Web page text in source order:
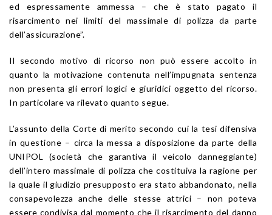
ed espressamente ammessa – che è stato pagato il
risarcimento nei limiti del massimale di polizza da parte
dell’assicurazione”.
Il secondo motivo di ricorso non può essere accolto in
quanto la motivazione contenuta nell’impugnata sentenza
non presenta gli errori logici e giuridici oggetto del ricorso.
In particolare va rilevato quanto segue.
L’assunto della Corte di merito secondo cui la tesi difensiva
in questione – circa la messa a disposizione da parte della
UNIPOL (società che garantiva il veicolo danneggiante)
dell’intero massimale di polizza che costituiva la ragione per
la quale il giudizio presupposto era stato abbandonato, nella
consapevolezza anche delle stesse attrici – non poteva
essere condivisa dal momento che il risarcimento del danno